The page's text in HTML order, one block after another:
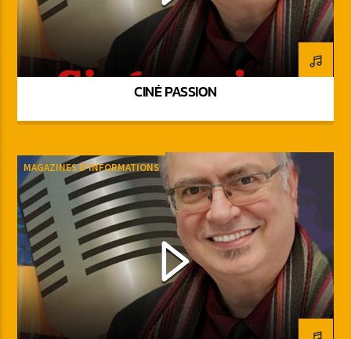
CINÉ PASSION
MAGAZINES D'INFORMATIONS